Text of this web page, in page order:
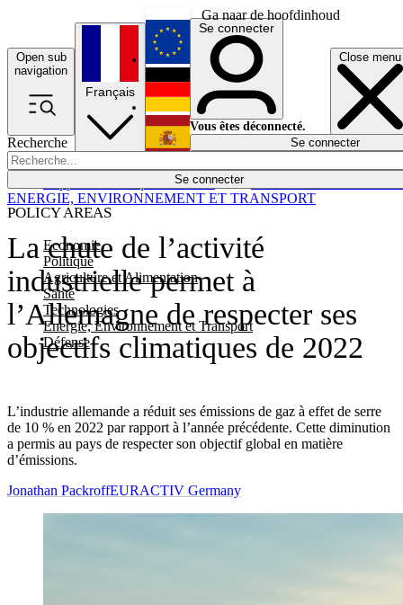
Ga naar de hoofdinhoud
Open sub
navigation
Close menu
Recherche
Se connecter
POLICY AREAS
Economie
Politique
Agriculture et Alimentation
Santé
Technologies
Energie, Environnement et Transport
Défense
Économie
Français
English
Deutsch
Español
Se connecter
Vous êtes déconnecté.
Se connecter
La chute de l’activité
industrielle permet à
l’Allemagne de respecter ses
objectifs climatiques de 2022
L’industrie allemande a réduit ses émissions de gaz à effet de serre
de 10 % en 2022 par rapport à l’année précédente. Cette diminution
a permis au pays de respecter son objectif global en matière
d’émissions.
ENERGIE, ENVIRONNEMENT ET TRANSPORT
Jonathan PackroffEURACTIV Germany